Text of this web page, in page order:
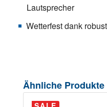
Lautsprecher
Wetterfest dank
Produktgalerie
Ähnliche Produkte